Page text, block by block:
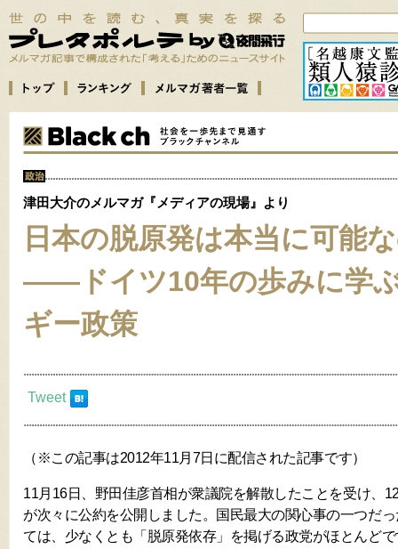
津田大介のメルマガ『メディアの現場』より
日本の脱原発は本当に可能
――ドイツ10年の歩みに学
ギー政策
Tweet
（※この記事は2012年11月7日に配信された記事です）
11月16日、野田佳彦首相が衆議院を解散したことを受け、
が次々に公約を公開しました。国民最大の関心事の一つだ
ては、少なくとも「脱原発依存」を掲げる政党がほとんど